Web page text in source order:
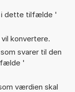
i dette tilfælde '
konvertere.
svarer til den
'
værdien skal